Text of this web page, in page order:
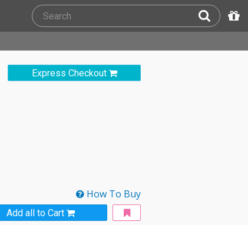
Express Checkout
How To Buy
Add all to Cart